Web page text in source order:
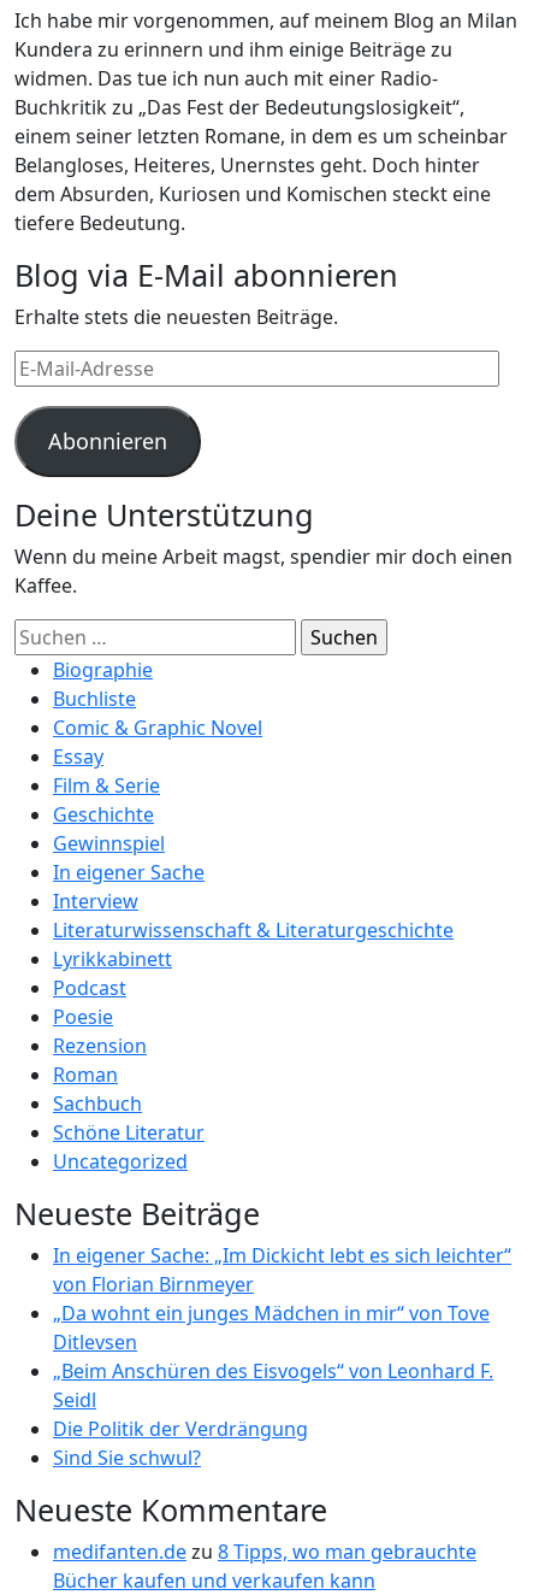
Ich habe mir vorgenommen, auf meinem Blog an Milan
Kundera zu erinnern und ihm einige Beiträge zu
widmen. Das tue ich nun auch mit einer Radio-
Buchkritik zu „Das Fest der Bedeutungslosigkeit“,
einem seiner letzten Romane, in dem es um scheinbar
Belangloses, Heiteres, Unernstes geht. Doch hinter
dem Absurden, Kuriosen und Komischen steckt eine
tiefere Bedeutung.
Blog via E-Mail abonnieren
Erhalte stets die neuesten Beiträge.
E-
Mail-
Adresse
Abonnieren
Deine Unterstützung
Wenn du meine Arbeit magst, spendier mir doch einen
Kaffee.
Suchen
nach:Biographie
Buchliste
Comic & Graphic Novel
Essay
Film & Serie
Geschichte
Gewinnspiel
In eigener Sache
Interview
Literaturwissenschaft & Literaturgeschichte
Lyrikkabinett
Podcast
Poesie
Rezension
Roman
Sachbuch
Schöne Literatur
Uncategorized
Neueste Beiträge
In eigener Sache: „Im Dickicht lebt es sich leichter“
von Florian Birnmeyer
„Da wohnt ein junges Mädchen in mir“ von Tove
Ditlevsen
„Beim Anschüren des Eisvogels“ von Leonhard F.
Seidl
Die Politik der Verdrängung
Sind Sie schwul?
Neueste Kommentare
medifanten.dezu 8 Tipps, wo man gebrauchte
Bücher kaufen und verkaufen kann